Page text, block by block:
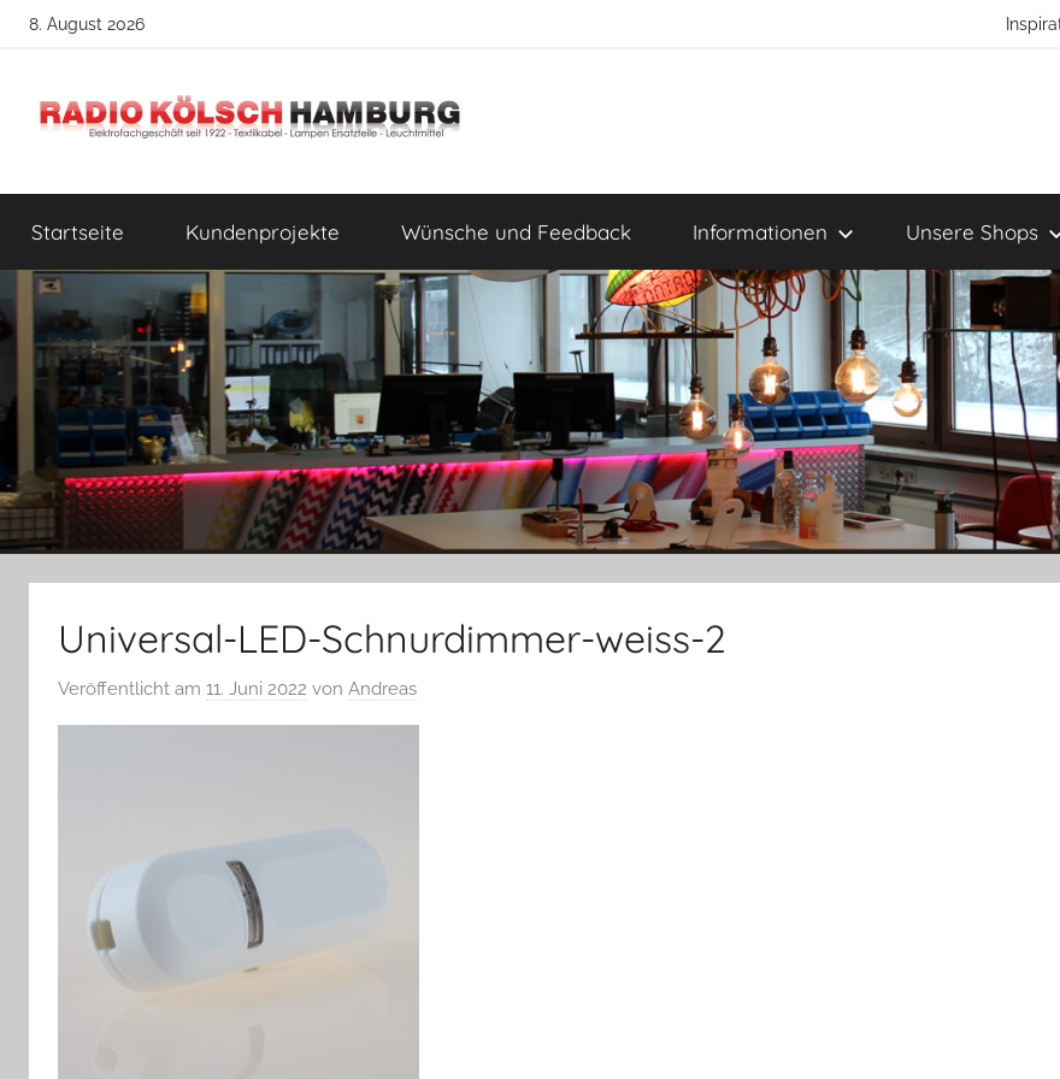
Zum8. August 2026
Radio
Kölsch
Hamburg
Lampenbau
Tipps
Startseite Kundenprojekte Wünsche und Feedback Informationen Unsere Shops
Universal-LED-Schnurdimmer-weiss-2
Veröffentlicht am 11. Juni 2022 von Andreas